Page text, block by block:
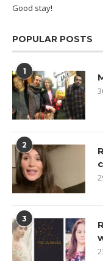
Good stay!
POPULAR POSTS
1
2
3